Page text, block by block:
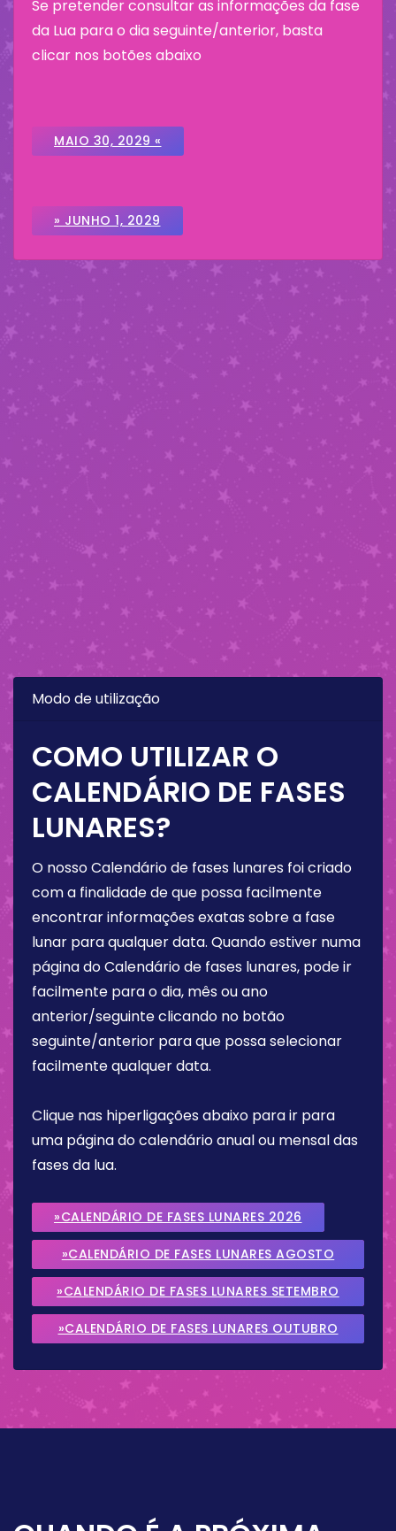
Se pretender consultar as informações da fase
da Lua para o dia seguinte/anterior, basta
clicar nos botões abaixo
MAIO 30, 2029 «
» JUNHO 1, 2029
Modo de utilização
COMO UTILIZAR O
CALENDÁRIO DE FASES
LUNARES?
O nosso Calendário de fases lunares foi criado
com a finalidade de que possa facilmente
encontrar informações exatas sobre a fase
lunar para qualquer data. Quando estiver numa
página do Calendário de fases lunares, pode ir
facilmente para o dia, mês ou ano
anterior/seguinte clicando no botão
seguinte/anterior para que possa selecionar
facilmente qualquer data.
Clique nas hiperligações abaixo para ir para
uma página do calendário anual ou mensal das
fases da lua.
»CALENDÁRIO DE FASES LUNARES 2026
»CALENDÁRIO DE FASES LUNARES AGOSTO
2026
»CALENDÁRIO DE FASES LUNARES SETEMBRO
2026
»CALENDÁRIO DE FASES LUNARES OUTUBRO